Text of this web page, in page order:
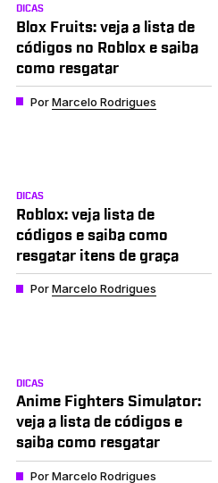
DICAS
Blox Fruits: veja a lista de
códigos no Roblox e saiba
como resgatar
PorMarcelo Rodrigues
DICAS
Roblox: veja lista de
códigos e saiba como
resgatar itens de graça
PorMarcelo Rodrigues
DICAS
Anime Fighters Simulator:
veja a lista de códigos e
saiba como resgatar
PorMarcelo Rodrigues